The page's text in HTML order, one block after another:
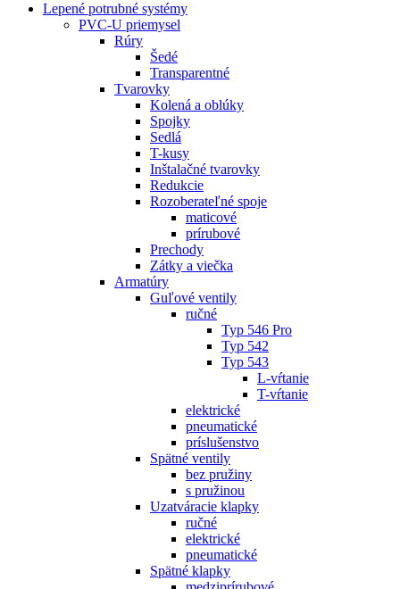
Lepené potrubné systémy
PVC-U priemysel
Rúry
Šedé
Transparentné
Tvarovky
Kolená a oblúky
Spojky
Sedlá
T-kusy
Inštalačné tvarovky
Redukcie
Rozoberateľné spoje
maticové
prírubové
Prechody
Zátky a viečka
Armatúry
Guľové ventily
ručné
Typ 546 Pro
Typ 542
Typ 543
L-vŕtanie
T-vŕtanie
elektrické
pneumatické
príslušenstvo
Spätné ventily
bez pružiny
s pružinou
Uzatváracie klapky
ručné
elektrické
pneumatické
Spätné klapky